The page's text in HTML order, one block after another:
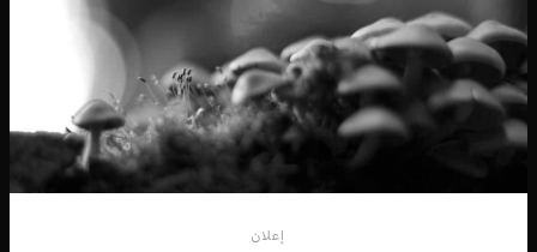
إعلان